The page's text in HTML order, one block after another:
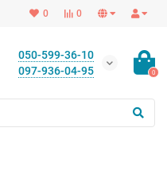
0
0
050-599-36-10
097-936-04-95
0